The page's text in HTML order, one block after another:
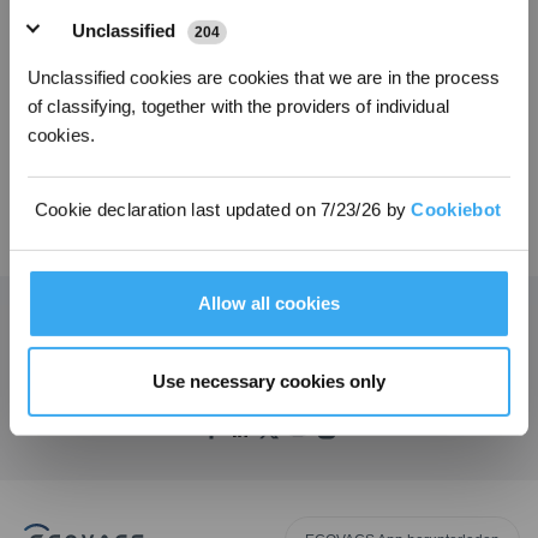
Unclassified 204
Unclassified cookies are cookies that we are in the process
of classifying, together with the providers of individual
cookies.
Cookie declaration last updated on 7/23/26 byCookiebot
Allow all cookies
Use necessary cookies only
Modellvariante wählen
Haustierfreundliches
Reinigungsmittel* 1L
für DEEBOT
39,00€
Holen Sie sich die neuesten Nachrichten von ECOVACS